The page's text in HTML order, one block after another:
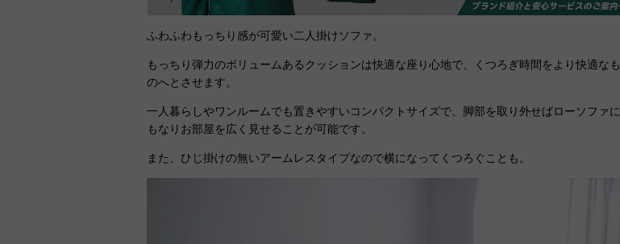
ふわふわもっちり感が可愛い二人掛けソファ。
もっちり弾力のボリュームあるクッションは快適な座り心地で、くつろぎ時間をより快適なも
のへとさせます。
一人暮らしやワンルームでも置きやすいコンパクトサイズで、脚部を取り外せばローソファに
もなりお部屋を広く見せることが可能です。
また、ひじ掛けの無いアームレスタイプなので横になってくつろぐことも。